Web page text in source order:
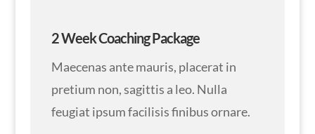
2 Week Coaching Package
Maecenas ante mauris, placerat in
pretium non, sagittis a leo. Nulla
feugiat ipsum facilisis finibus ornare.